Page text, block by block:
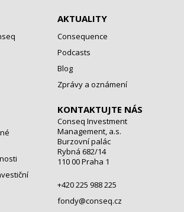
AKTUALITY
Consequence
Podcasts
Blog
Zprávy a oznámení
KONTAKTUJTE NÁS
Conseq Investment
Management, a.s.
Burzovní palác
Rybná 682/14
110 00 Praha 1
+420 225 988 225
fondy@conseq.cz